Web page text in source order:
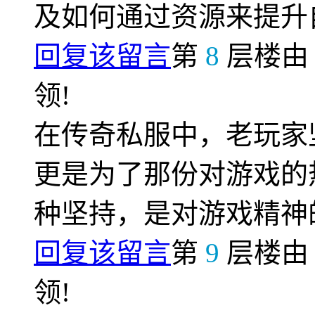
及如何通过资源来提
回复该留言第 8 层楼由
领!
在传奇私服中，老玩
更是为了那份对游戏
种坚持，是对游戏精
回复该留言第 9 层楼由
领!